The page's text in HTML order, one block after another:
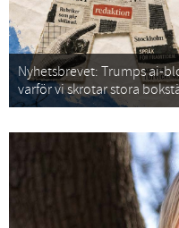
Nyhetsbrevet: Trumps ai-
varför vi skrotar stora